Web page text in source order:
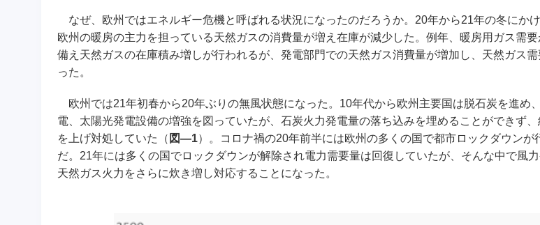
なぜ、欧州ではエネルギー危機と呼ばれる状況になったのだろうか。20年から21年の冬にかけ
欧州の暖房の主力を担っている天然ガスの消費量が増え在庫が減少した。例年、暖房用ガス需
備え天然ガスの在庫積み増しが行われるが、発電部門での天然ガス消費量が増加し、天然ガス
った。
欧州では21年初春から20年ぶりの無風状態になった。10年代から欧州主要国は脱石炭を進め
電、太陽光発電設備の増強を図っていたが、石炭火力発電量の落ち込みを埋めることができず
を上げ対処していた（ 図―1）。コロナ禍の20年前半には欧州の多くの国で都市ロックダウンが
だ。21年には多くの国でロックダウンが解除され電力需要量は回復していたが、そんな中で風力
天然ガス火力をさらに炊き増し対応することになった。